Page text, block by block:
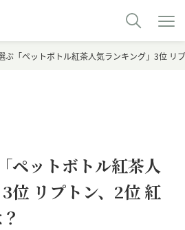
ぶ「ペットボトル紅茶人気ランキング」3位 リ
ペットボトル紅茶人
位 リプトン、2位 紅